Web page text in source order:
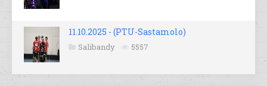
11.10.2025 - (PTU-Sastamolo)
Salibandy 5557